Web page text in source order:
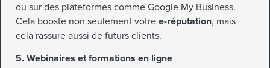
ou sur des plateformes comme Google My Business.
Cela booste non seulement votre e-réputation, mais
cela rassure aussi de futurs clients.
5. Webinaires et formations en ligne